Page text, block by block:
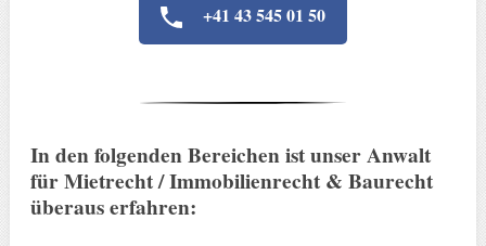
+41 43 545 01 50
In den folgenden Bereichen ist unser Anwalt
für Mietrecht / Immobilienrecht & Baurecht
überaus erfahren: